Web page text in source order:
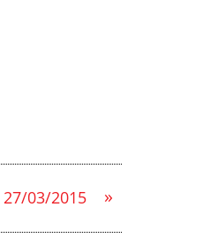
»
03/2015